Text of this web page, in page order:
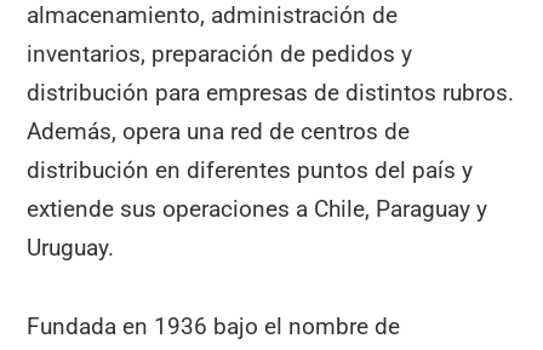
almacenamiento, administración de
inventarios, preparación de pedidos y
distribución para empresas de distintos rubros.
Además, opera una red de centros de
distribución en diferentes puntos del país y
extiende sus operaciones a Chile, Paraguay y
Uruguay.
Fundada en 1936 bajo el nombre de